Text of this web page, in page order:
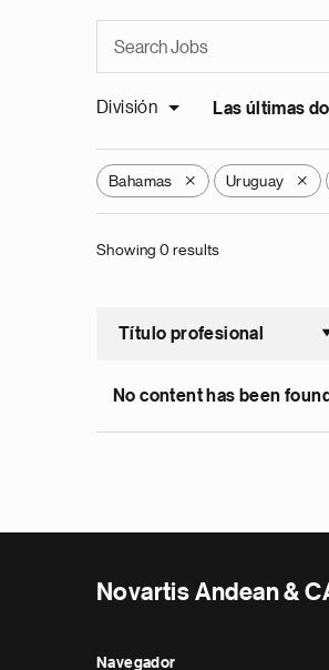
División Las últimas
Bahamas X Uruguay X
Showing 0 results
Título profesional
No content has been
Novartis Andean &
Navegador